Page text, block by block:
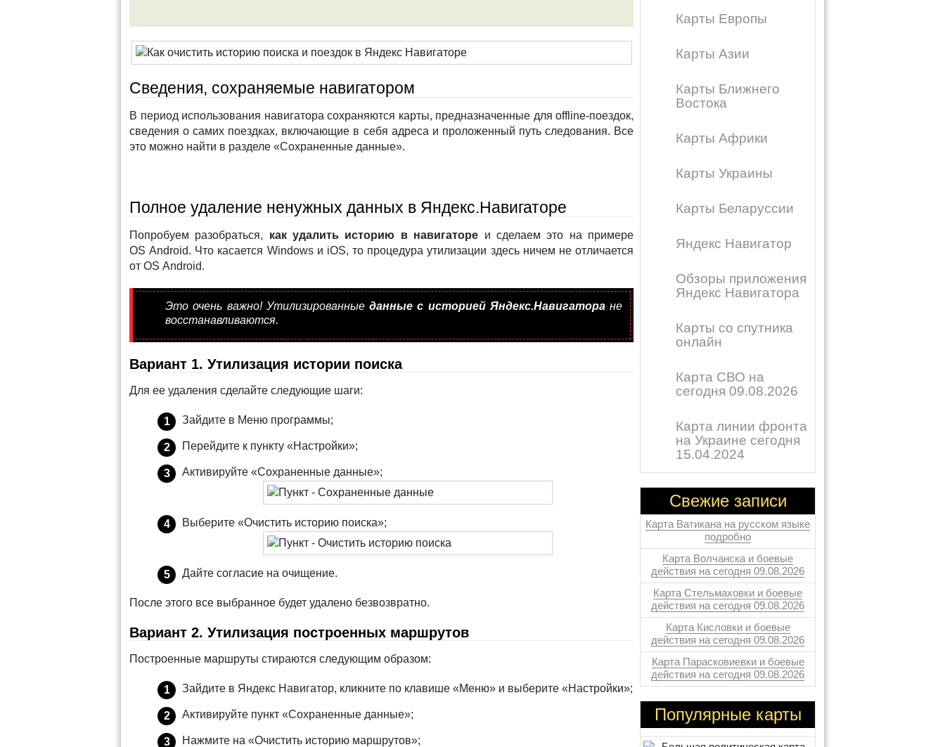
Сведения, сохраняемые навигатором
В период использования навигатора сохраняются карты, предназначенные для offline-поездок,
сведения о самих поездках, включающие в себя адреса и проложенный путь следования. Все
это можно найти в разделе «Сохраненные данные».
Полное удаление ненужных данных в Яндекс.Навигаторе
Попробуем разобраться, как удалить историю в навигаторе и сделаем это на примере
OS Android. Что касается Windows и iOS, то процедура утилизации здесь ничем не отличается
от OS Android.
Это очень важно! Утилизированные данные с историей Яндекс.Навигаторане
восстанавливаются.
Вариант 1. Утилизация истории поиска
Для ее удаления сделайте следующие шаги:
Зайдите в Меню программы;
Перейдите к пункту «Настройки»;
Активируйте «Сохраненные данные»;
Выберите «Очистить историю поиска»;
Дайте согласие на очищение.
После этого все выбранное будет удалено безвозвратно.
Вариант 2. Утилизация построенных маршрутов
Построенные маршруты стираются следующим образом:
Зайдите в Яндекс Навигатор, кликните по клавише «Меню» и выберите «Настройки»;
Активируйте пункт «Сохраненные данные»;
Нажмите на «Очистить историю маршрутов»;
Карты Европы
Карты Азии
Карты Ближнего
Востока
Карты Африки
Карты Украины
Карты Беларуссии
Яндекс Навигатор
Обзоры приложения
Яндекс Навигатора
Карты со спутника
онлайн
Карта СВО на
сегодня 09.08.2026
Карта линии фронта
на Украине сегодня
15.04.2024
Свежие записи
Карта Ватикана на русском языке
подробно
Карта Волчанска и боевые
действия на сегодня 09.08.2026
Карта Стельмаховки и боевые
действия на сегодня 09.08.2026
Карта Кисловки и боевые
действия на сегодня 09.08.2026
Карта Парасковиевки и боевые
действия на сегодня 09.08.2026
Популярные карты